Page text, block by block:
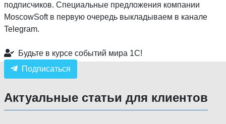
подписчиков. Специальные предложения компании
MoscowSoft в первую очередь выкладываем в канале
Telegram.
Будьте в курсе событий мира 1С!
Подписаться
Актуальные статьи для клиентов